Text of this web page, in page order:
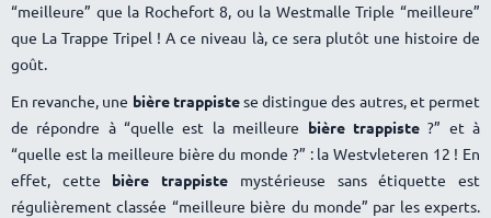
“meilleure” que la Rochefort 8, ou la Westmalle Triple “meilleure”
que La Trappe Tripel ! A ce niveau là, ce sera plutôt une histoire de
goût.
En revanche, une bière trappistese distingue des autres, et permet
de répondre à “quelle est la meilleure bière trappiste?” et à
“quelle est la meilleure bière du monde ?” : la Westvleteren 12 ! En
effet, cette bière trappiste mystérieuse sans étiquette est
régulièrement classée “meilleure bière du monde” par les experts.